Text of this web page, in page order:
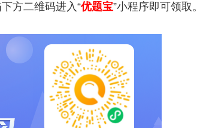
方二维码进入“优题宝”小程序即可领取